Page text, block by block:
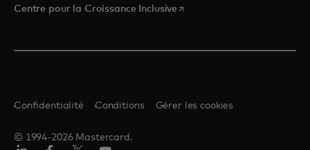
Centre pour la Croissance Inclusive s’ouvre dans un nouvel
© 1994-2026 Mastercard.
Confidentialité Conditions Gérer les cookies